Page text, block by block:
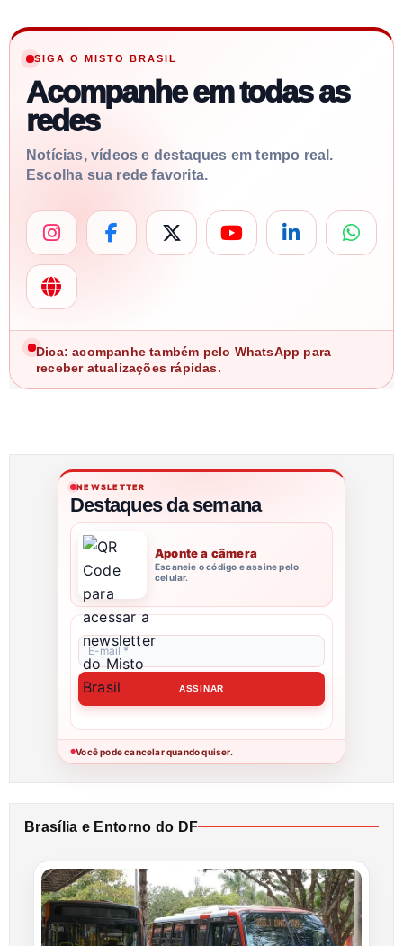
SIGA O MISTO BRASIL
Acompanhe em todas as
redes
Notícias, vídeos e destaques em tempo real.
Escolha sua rede favorita.
Dica: acompanhe também pelo WhatsApp para
receber atualizações rápidas.
NEWSLETTER
Destaques da semana
Aponte a câmera
Escaneie o código e assine pelo
celular.
●Você pode cancelar quando quiser.
Brasília e Entorno do DF